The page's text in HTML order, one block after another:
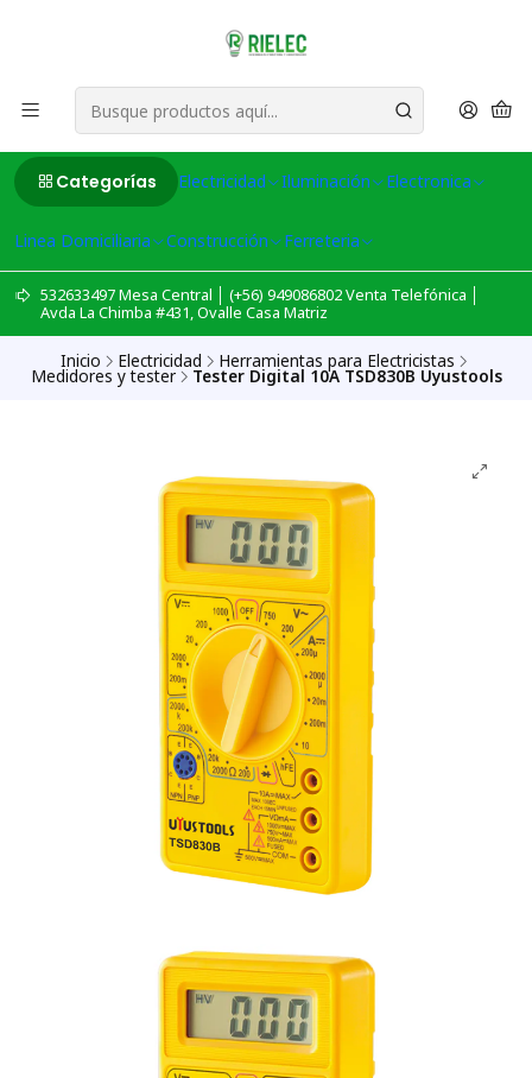
Categorías Electricidad Iluminación Electronica
Linea Domiciliaria Construcción Ferreteria
532633497 Mesa Central │ (+56) 949086802 Venta Telefónica │
Avda La Chimba #431, Ovalle Casa Matriz
Inicio Electricidad Herramientas para Electricistas
Medidores y tester Tester Digital 10A TSD830B Uyustools